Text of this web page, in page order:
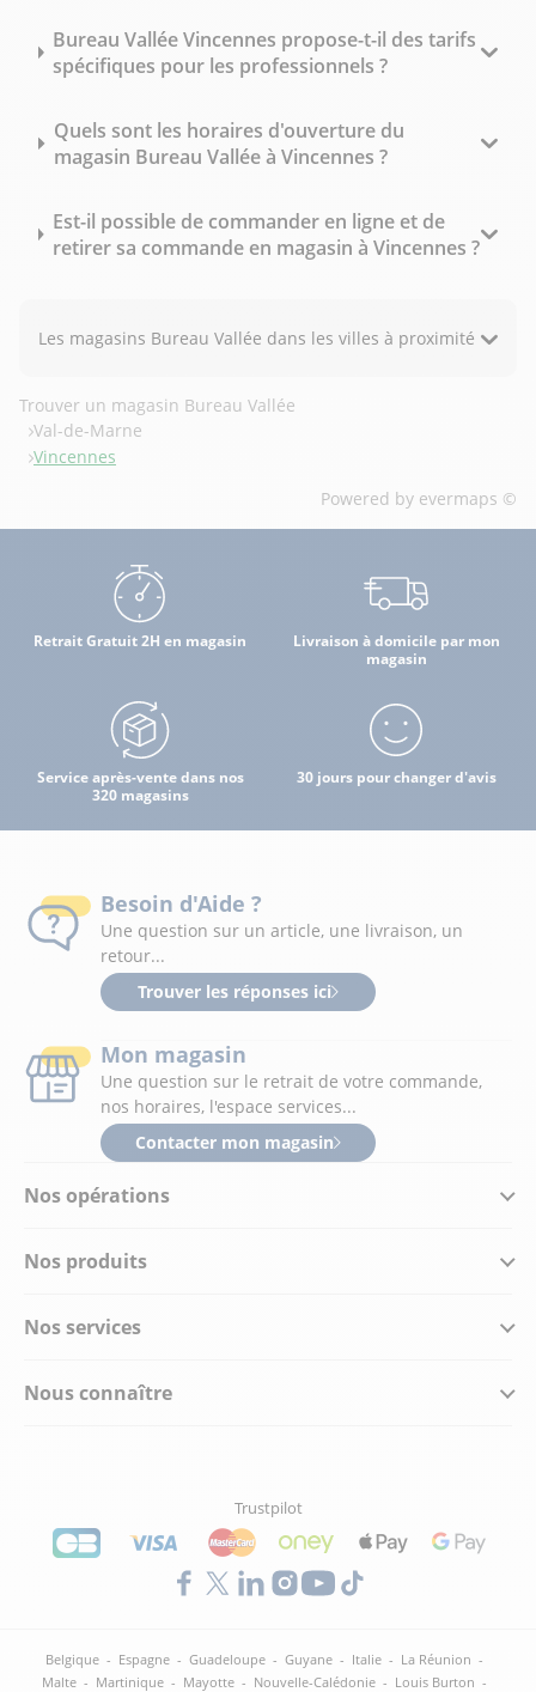
Bureau Vallée Vincennes propose-t-il des tarifs
spécifiques pour les professionnels ?
Quels sont les horaires d'ouverture du
magasin Bureau Vallée à Vincennes ?
Est-il possible de commander en ligne et de
retirer sa commande en magasin à Vincennes ?
Les magasins Bureau Vallée dans les villes à proximité
Trouver un magasin Bureau Vallée
Val-de-Marne
Vincennes
Powered by evermaps ©
Retrait Gratuit 2H en magasin
Livraison à domicile par mon
magasin
Service après-vente dans nos
320 magasins
30 jours pour changer d'avis
Nos opérations
Nos produits
Nos services
Nous connaître
Besoin d'Aide ?
Une question sur un article, une livraison, un
retour...
Trouver les réponses ici
Mon magasin
Une question sur le retrait de votre commande,
nos horaires, l'espace services...
Contacter mon magasin
Trustpilot
Belgique - Espagne - Guadeloupe - Guyane - Italie - La Réunion -
Malte - Martinique - Mayotte - Nouvelle-Calédonie - Louis Burton -